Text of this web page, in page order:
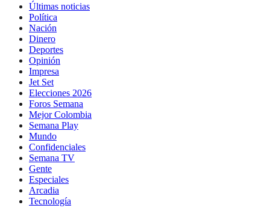
Últimas noticias
Política
Nación
Dinero
Deportes
Opinión
Impresa
Jet Set
Elecciones 2026
Foros Semana
Mejor Colombia
Semana Play
Mundo
Confidenciales
Semana TV
Gente
Especiales
Arcadia
Tecnología